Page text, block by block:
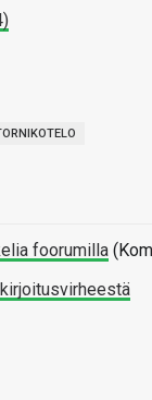
foorumilla